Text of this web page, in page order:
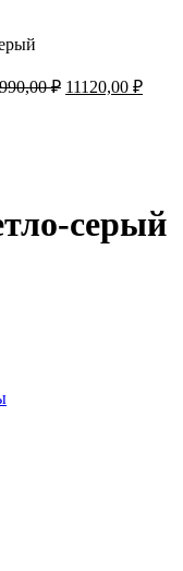
₽ 11120,00 ₽
серый